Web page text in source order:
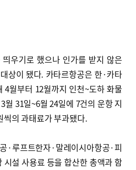
우기로 했으나 인가를 받지 않은
상이 됐다. 카타르항공은 한·카타
월부터 12월까지 인천~도하 화물
31일~6월 24일에 7건의 운항 지
씩의 과태료가 부과됐다.
·루프트한자·말레이시아항공·피
설 사용료 등을 합산한 총액과 함